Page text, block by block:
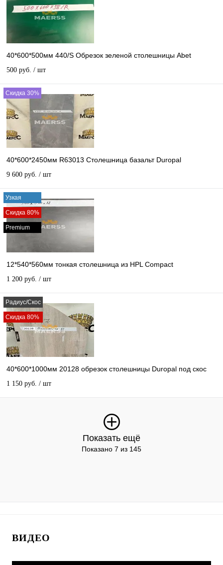
40*600*500мм 440/S Обрезок зеленой столешницы Abet
500 руб. / шт
Скидка 30%
40*600*2450мм R63013 Столешница базальт Duropal
9 600 руб. / шт
Узкая
Скидка 80%
Premium
12*540*560мм тонкая столешница из HPL Compact
1 200 руб. / шт
Радиус/Скос
Скидка 80%
40*600*1000мм 20128 обрезок столешницы Duropal под скос
1 150 руб. / шт
Показать ещё
Показано 7 из 145
ВИДЕО